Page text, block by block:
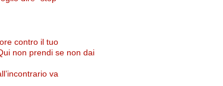
contro il tuo
non prendi se non dai
va